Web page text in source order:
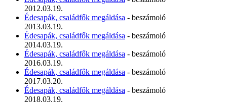
2012.03.19.
Édesapák, családfők megáldása - beszámoló
2013.03.19.
Édesapák, családfők megáldása - beszámoló
2014.03.19.
Édesapák, családfők megáldása - beszámoló
2016.03.19.
Édesapák, családfők megáldása - beszámoló
2017.03.20.
Édesapák, családfők megáldása - beszámoló
2018.03.19.